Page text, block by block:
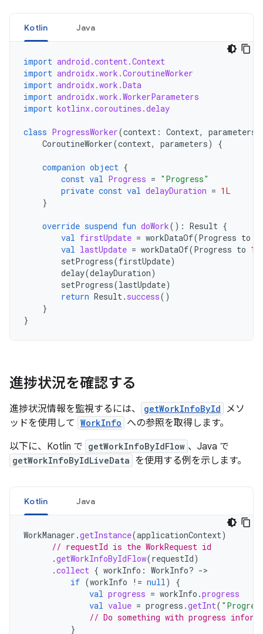
Kotlin Java
import android.content.Context
import androidx.work.CoroutineWorker
import androidx.work.Data
import androidx.work.WorkerParameters
import kotlinx.coroutines.delay
class ProgressWorker(context : Context, parameters
CoroutineWorker(context, parameters) {
companion object {
const val Progress = "Progress"
private const val delayDuration = 1L
}
override suspend fun doWork(): Result {
val firstUpdate = workDataOf(Progress to
val lastUpdate = workDataOf(Progress to
setProgress(firstUpdate)
delay(delayDuration)
setProgress(lastUpdate)
return Result. success()
}
}
進捗状況を確認する
進捗状況情報を監視するには、 getWorkInfoById
メソ
ッドを使用して WorkInfo への参照を取得します。
以下に、Kotlin で getWorkInfoByIdFlow 、Java で
getWorkInfoByIdLiveData を使用する例を示します。
Kotlin Java
WorkManager .getInstance(applicationContext)
// requestId is the WorkRequest id
.getWorkInfoByIdFlow(requestId)
.collect { workInfo : WorkInfo? -
if (workInfo != null)
{
val progress = workInfo .progress
val value = progress .getInt(
// Do something with progress
}